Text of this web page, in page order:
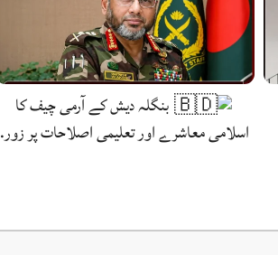
بنگلہ دیش کے آرمی چیف کا
اسلامی معاشرے اور تعلیمی اصلاحات پر زور.